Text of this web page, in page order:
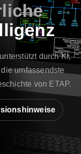
durch KI,
umfassendste
von ETAP.